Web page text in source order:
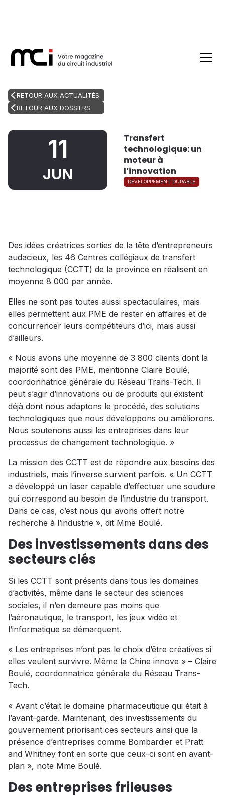
RETOUR AUX ACTUALITÉS
RETOUR AUX DOSSIERS
11
JUN
Transfert
technologique: un
moteur à
l’innovation
DÉVELOPPEMENT DURABLE
Des idées créatrices sorties de la tête d’entrepreneurs
audacieux, les 46 Centres collégiaux de transfert
technologique (CCTT) de la province en réalisent en
moyenne 8 000 par année.
Elles ne sont pas toutes aussi spectaculaires, mais
elles permettent aux PME de rester en affaires et de
concurrencer leurs compétiteurs d’ici, mais aussi
d’ailleurs.
« Nous avons une moyenne de 3 800 clients dont la
majorité sont des PME, mentionne Claire Boulé,
coordonnatrice générale du Réseau Trans-Tech. Il
peut s’agir d’innovations ou de produits qui existent
déjà dont nous adaptons le procédé, des solutions
technologiques que nous développons ou améliorons.
Nous soutenons aussi les entreprises dans leur
processus de changement technologique. »
La mission des CCTT est de répondre aux besoins des
industriels, mais l’inverse survient parfois. « Un CCTT
a développé un laser capable d’effectuer une soudure
qui correspond au besoin de l’industrie du transport.
Dans ce cas, c’est nous qui avons offert notre
recherche à l’industrie », dit Mme Boulé.
Des investissements dans des
secteurs clés
Si les CCTT sont présents dans tous les domaines
d’activités, même dans le secteur des sciences
sociales, il n’en demeure pas moins que
l’aéronautique, le transport, les jeux vidéo et
l’informatique se démarquent.
« Les entreprises n’ont pas le choix d’être créatives si
elles veulent survivre. Même la Chine innove » – Claire
Boulé, coordonnatrice générale du Réseau Trans-
Tech.
« Avant c’était le domaine pharmaceutique qui était à
l’avant-garde. Maintenant, des investissements du
gouvernement priorisant ces secteurs ainsi que la
présence d’entreprises comme Bombardier et Pratt
and Whitney font en sorte que ceux-ci sont en avant-
plan », note Mme Boulé.
Des entreprises frileuses